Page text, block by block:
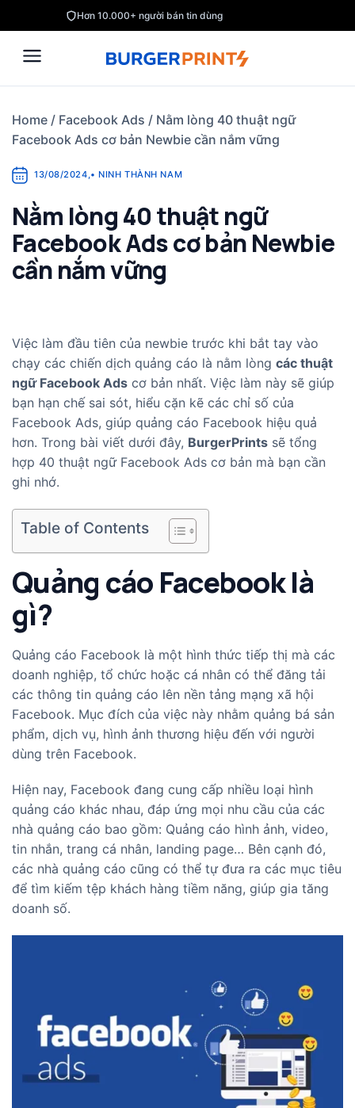
to
content
Hơn 10.000+ người bán tin dùng
Home / Facebook Ads / Nằm lòng 40 thuật ngữ
Facebook Ads cơ bản Newbie cần nắm vững
13/08/2024,• NINH THÀNH NAM
Nằm lòng 40 thuật ngữ
Facebook Ads cơ bản Newbie
cần nắm vững
Việc làm đầu tiên của newbie trước khi bắt tay vào
chạy các chiến dịch quảng cáo là nằm lòng các thuật
ngữ Facebook Ads cơ bản nhất. Việc làm này sẽ giúp
bạn hạn chế sai sót, hiểu cặn kẽ các chỉ số của
Facebook Ads, giúp quảng cáo Facebook hiệu quả
hơn. Trong bài viết dưới đây, BurgerPrints sẽ tổng
hợp 40 thuật ngữ Facebook Ads cơ bản mà bạn cần
ghi nhớ.
Table of Contents
Quảng cáo Facebook là
gì?
Quảng cáo Facebook là một hình thức tiếp thị mà các
doanh nghiệp, tổ chức hoặc cá nhân có thể đăng tải
các thông tin quảng cáo lên nền tảng mạng xã hội
Facebook. Mục đích của việc này nhằm quảng bá sản
phẩm, dịch vụ, hình ảnh thương hiệu đến với người
dùng trên Facebook.
Hiện nay, Facebook đang cung cấp nhiều loại hình
quảng cáo khác nhau, đáp ứng mọi nhu cầu của các
nhà quảng cáo bao gồm: Quảng cáo hình ảnh, video,
tin nhắn, trang cá nhân, landing page… Bên cạnh đó,
các nhà quảng cáo cũng có thể tự đưa ra các mục tiêu
để tìm kiếm tệp khách hàng tiềm năng, giúp gia tăng
doanh số.